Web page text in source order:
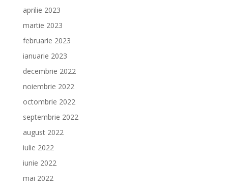
aprilie 2023
martie 2023
februarie 2023
ianuarie 2023
decembrie 2022
noiembrie 2022
octombrie 2022
septembrie 2022
august 2022
iulie 2022
iunie 2022
mai 2022